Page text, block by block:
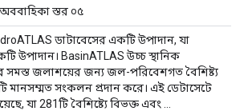
স্তর ০৫
ডাটাবেসের একটি উপাদান, যা
উপাদান। BasinATLAS উচ্চ স্থানিক
সমস্ত জলাশয়ের জন্য জল-পরিবেশগত বৈশিষ্ট্য
মানসম্মত সংকলন প্রদান করে। এই ডেটাসেটে
যা 281টি বৈশিষ্ট্যে বিভক্ত এবং …